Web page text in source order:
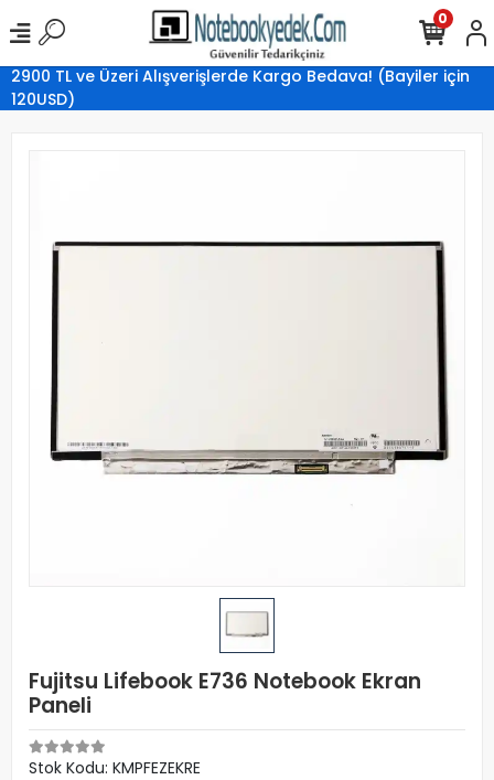
2900 TL ve Üzeri Alışverişlerde Kargo Bedava! (Bayiler için
120USD)
0
Fujitsu Lifebook E736 Notebook Ekran
Paneli
Stok Kodu: KMPFEZEKRE